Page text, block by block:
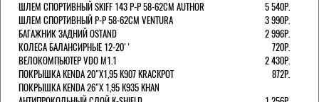
ШЛЕМ СПОРТИВНЫЙ SKIFF 143 Р-Р 58-62СМ AUTHOR
5 540Р.
ШЛЕМ СПОРТИВНЫЙ Р-Р 58-62СМ VENTURA
3 990Р.
БАГАЖНИК ЗАДНИЙ OSTAND
2 996Р.
КОЛЕСА БАЛАНСИРНЫЕ 12-20''
720Р.
ВЕЛОКОМПЬЮТЕР VDO M1.1
2 430Р.
ПОКРЫШКА KENDA 20"Х1,95 K907 KRACKPOT
872Р.
ПОКРЫШКА KENDA 26"Х 1,95 K935 KHAN